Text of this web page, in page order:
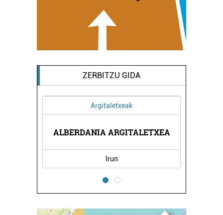
ZERBITZU GIDA
Argitaletxeak
ALBERDANIA ARGITALETXEA
Irun